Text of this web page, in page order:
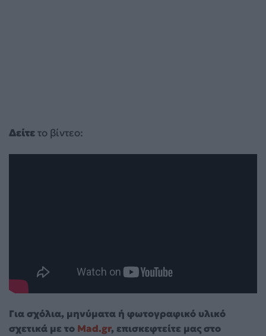
Δείτετο βίντεο:
Για σχόλια, μηνύματα ή φωτογραφικό υλικό
σχετικά με το Mad.gr, επισκεφτείτε μας στο